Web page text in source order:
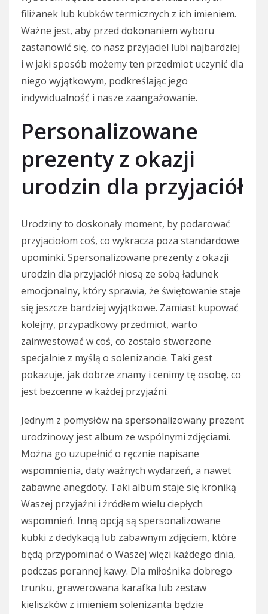
filiżanek lub kubków termicznych z ich imieniem.
Ważne jest, aby przed dokonaniem wyboru
zastanowić się, co nasz przyjaciel lubi najbardziej
i w jaki sposób możemy ten przedmiot uczynić dla
niego wyjątkowym, podkreślając jego
indywidualność i nasze zaangażowanie.
Personalizowane
prezenty z okazji
urodzin dla przyjaciół
Urodziny to doskonały moment, by podarować
przyjaciołom coś, co wykracza poza standardowe
upominki. Spersonalizowane prezenty z okazji
urodzin dla przyjaciół niosą ze sobą ładunek
emocjonalny, który sprawia, że świętowanie staje
się jeszcze bardziej wyjątkowe. Zamiast kupować
kolejny, przypadkowy przedmiot, warto
zainwestować w coś, co zostało stworzone
specjalnie z myślą o solenizancie. Taki gest
pokazuje, jak dobrze znamy i cenimy tę osobę, co
jest bezcenne w każdej przyjaźni.
Jednym z pomysłów na spersonalizowany prezent
urodzinowy jest album ze wspólnymi zdjęciami.
Można go uzupełnić o ręcznie napisane
wspomnienia, daty ważnych wydarzeń, a nawet
zabawne anegdoty. Taki album staje się kroniką
Waszej przyjaźni i źródłem wielu ciepłych
wspomnień. Inną opcją są spersonalizowane
kubki z dedykacją lub zabawnym zdjęciem, które
będą przypominać o Waszej więzi każdego dnia,
podczas porannej kawy. Dla miłośnika dobrego
trunku, grawerowana karafka lub zestaw
kieliszków z imieniem solenizanta będzie